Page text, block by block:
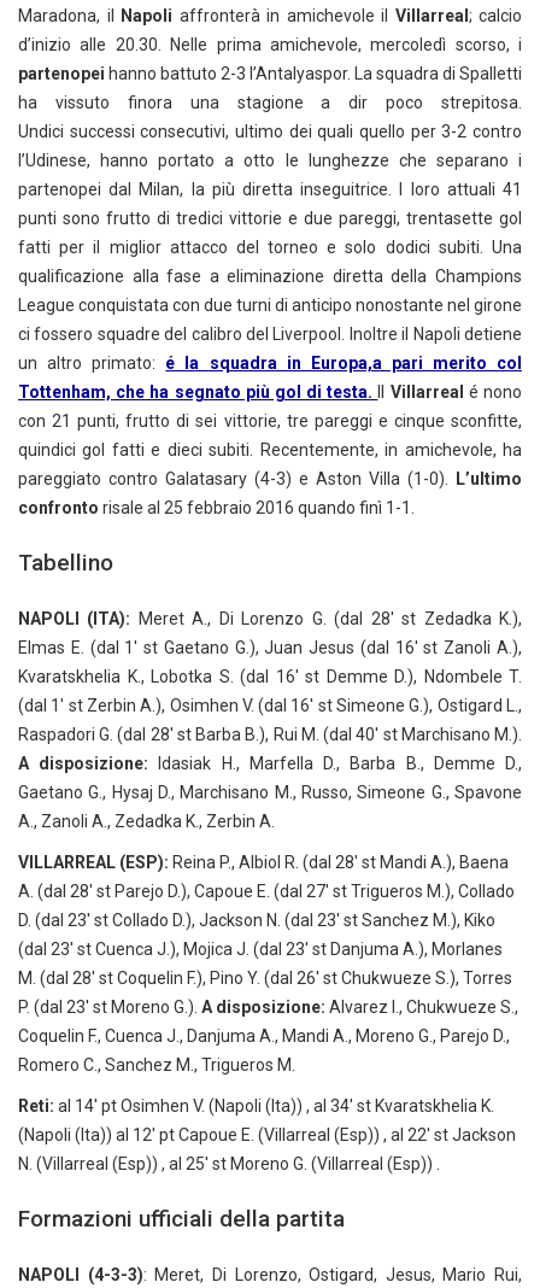
Maradona, il
Napoli affronterà in amichevole il Villarreal ; calcio
d’inizio alle 20.30. Nelle prima amichevole, mercoledì scorso, i
partenopei hanno battuto 2-3 l’Antalyaspor. La squadra di Spalletti
ha vissuto finora una stagione a dir poco strepitosa.
Undici successi consecutivi, ultimo dei quali quello per 3-2 contro
l’Udinese, hanno portato a otto le lunghezze che separano i
partenopei dal Milan, la più diretta inseguitrice. I loro attuali 41
punti sono frutto di tredici vittorie e due pareggi, trentasette gol
fatti per il miglior attacco del torneo e solo dodici subiti. Una
qualificazione alla fase a eliminazione diretta della Champions
League conquistata con due turni di anticipo nonostante nel girone
ci fossero squadre del calibro del Liverpool. Inoltre il Napoli detiene
un altro primato: é la squadra in Europa,a pari merito col
Tottenham, che ha segnato più gol di testa.
Villarreal é nono
con 21 punti, frutto di sei vittorie, tre pareggi e cinque sconfitte,
quindici gol fatti e dieci subiti. Recentemente, in amichevole, ha
pareggiato contro Galatasary (4-3) e Aston Villa (1-0). L’ultimo
confronto risale al 25 febbraio 2016 quando finì 1-1.
Tabellino
NAPOLI (ITA): Meret A., Di Lorenzo G. (dal 28′ st Zedadka K.),
Elmas E. (dal 1′ st Gaetano G.), Juan Jesus (dal 16′ st Zanoli A.),
Kvaratskhelia K., Lobotka S. (dal 16′ st Demme D.), Ndombele T.
(dal 1′ st Zerbin A.), Osimhen V. (dal 16′ st Simeone G.), Ostigard L.,
Raspadori G. (dal 28′ st Barba B.), Rui M. (dal 40′ st Marchisano M.).
A disposizione: Idasiak H., Marfella D., Barba B., Demme D.,
Gaetano G., Hysaj D., Marchisano M., Russo, Simeone G., Spavone
A., Zanoli A., Zedadka K., Zerbin A.
VILLARREAL (ESP): Reina P., Albiol R. (dal 28′ st Mandi A.), Baena
A. (dal 28′ st Parejo D.), Capoue E. (dal 27′ st Trigueros M.), Collado
D. (dal 23′ st Collado D.), Jackson N. (dal 23′ st Sanchez M.), Kiko
(dal 23′ st Cuenca J.), Mojica J. (dal 23′ st Danjuma A.), Morlanes
M. (dal 28′ st Coquelin F.), Pino Y. (dal 26′ st Chukwueze S.), Torres
P. (dal 23′ st Moreno G.). A disposizione: Alvarez I., Chukwueze S.,
Coquelin F., Cuenca J., Danjuma A., Mandi A., Moreno G., Parejo D.,
Romero C., Sanchez M., Trigueros M.
Reti: al 14′ pt Osimhen V. (Napoli (Ita)) , al 34′ st Kvaratskhelia K.
(Napoli (Ita)) al 12′ pt Capoue E. (Villarreal (Esp)) , al 22′ st Jackson
N. (Villarreal (Esp)) , al 25′ st Moreno G. (Villarreal (Esp)) .
Formazioni ufficiali della partita
NAPOLI (4-3-3): Meret, Di Lorenzo, Ostigard, Jesus, Mario Rui,